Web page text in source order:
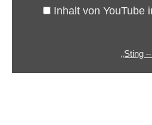
Inhalt von YouTube
„Sting